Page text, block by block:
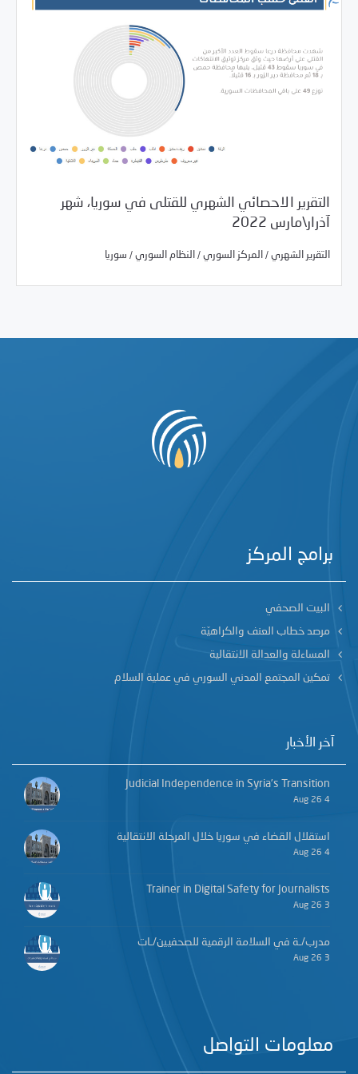
التقرير الاحصائي الشهري للقتلى في سوريا، شهر
آذرار\مارس 2022
التقرير الشهري / المركز السوري / النظام السوري / سوريا
04/05/2022
مرصد الانتهاكات
برامج المركز
البيت الصحفي
مرصد خطاب العنف والكراهيّة
المساءلة والعدالة الانتقالية
تمكين المجتمع المدني السوري في عملية السلام
آخر الأخبار
Judicial Independence in Syria’s Transition
4 Aug 26
استقلال القضاء في سوريا خلال المرحلة الانتقالية
4 Aug 26
Trainer in Digital Safety for Journalists
3 Aug 26
مدرب/ـة في السلامة الرقمية للصحفيين/ـات
3 Aug 26
معلومات التواصل